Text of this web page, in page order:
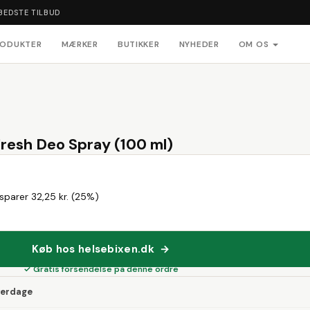
TILBUD
MÆRKER BUTIKKER NYHEDER OM OS
Deo Spray (100 ml)
32,25 kr. (25%)
Køb hos helsebixen.dk →
✓ Gratis forsendelse på denne ordre